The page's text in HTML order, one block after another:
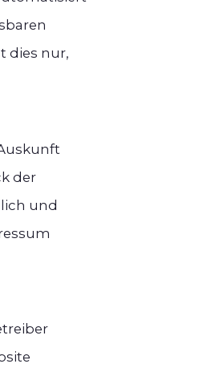
dies nur,
der
und